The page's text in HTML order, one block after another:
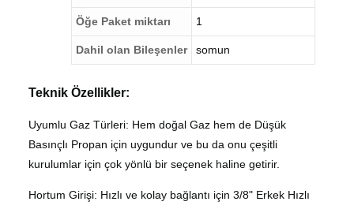
Öğe Paket miktarı 1
Dahil olan Bileşenler somun
Teknik Özellikler:
Uyumlu Gaz Türleri: Hem doğal Gaz hem de Düşük
Basınçlı Propan için uygundur ve bu da onu çeşitli
kurulumlar için çok yönlü bir seçenek haline getirir.
Hortum Girişi: Hızlı ve kolay bağlantı için 3/8" Erkek Hızlı